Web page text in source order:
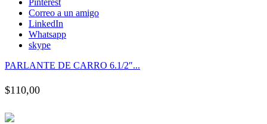
panel
panel
panel
Pinterest
Correo a un amigo
LinkedIn
Whatsapp
skype
PARLANTE DE CARRO 6.1/2″...
$110,00